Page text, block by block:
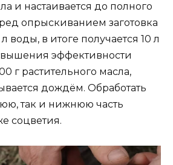
и настаивается до полного
опрыскиванием заготовка
воды, в итоге получается 10 л
эффективности
г растительного масла,
дождём. Обработать
так и нижнюю часть
соцветия.